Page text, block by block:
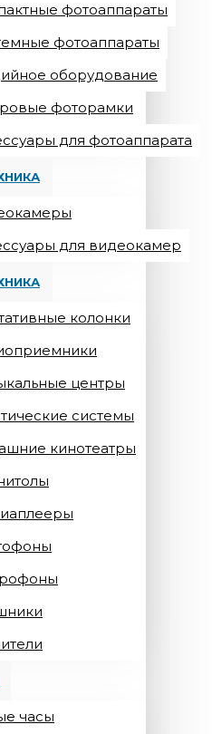
фотоаппараты
фотоаппараты
оборудование
фоторамки
для фотоаппарата
для видеокамер
колонки
центры
системы
кинотеатры
часы